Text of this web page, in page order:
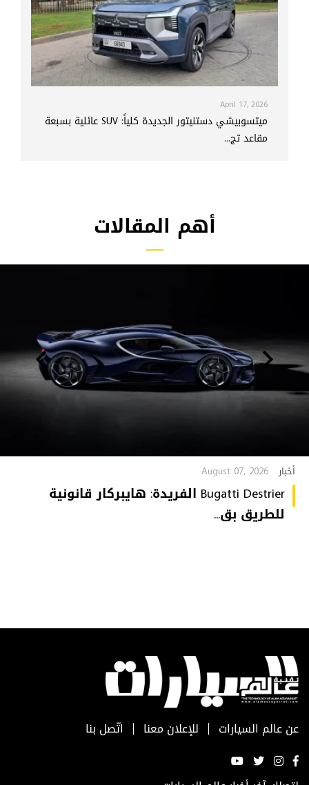
April 17, 2026
ميتسوبيشي دستنيتور الجديدة كلياً: SUV عائلية بسبعة
مقاعد تج...
أهم المقالات
أخبار August 07, 2026
Bugatti Destrier الفريدة: هايبركار قانونية
للطريق بق...
عن عالم السيارات للإعلان معنا اتّصل بنا